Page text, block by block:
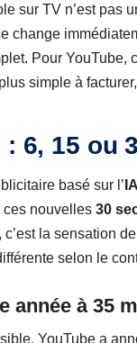
sur TV n’est pas
change
Pour YouTube,
simple à
: 6, 15
basé sur l’ IA
ces nouvelles 30
la sensation
selon le
année à 35
YouTube a